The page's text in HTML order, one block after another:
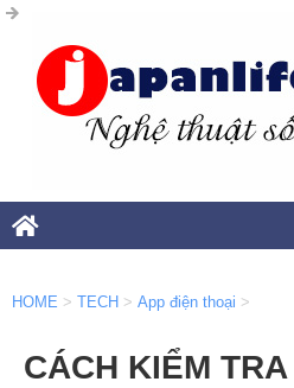
HOME > TECH > App điện thoại >
CÁCH KIỂM